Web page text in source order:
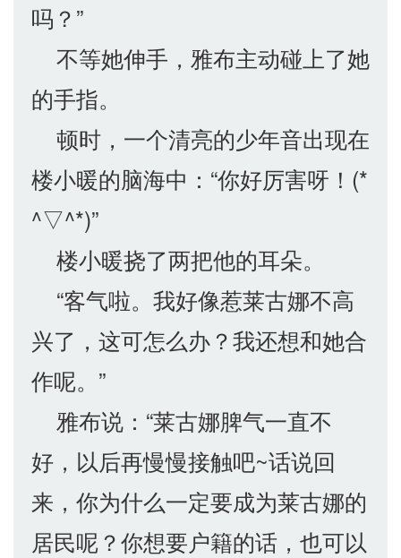
吗？”
不等她伸手，雅布主动碰上了她
的手指。
顿时，一个清亮的少年音出现在
楼小暖的脑海中：“你好厉害呀！(*
^▽^*)”
楼小暖挠了两把他的耳朵。
“客气啦。我好像惹莱古娜不高
兴了，这可怎么办？我还想和她合
作呢。”
雅布说：“莱古娜脾气一直不
好，以后再慢慢接触吧~话说回
来，你为什么一定要成为莱古娜的
居民呢？你想要户籍的话，也可以